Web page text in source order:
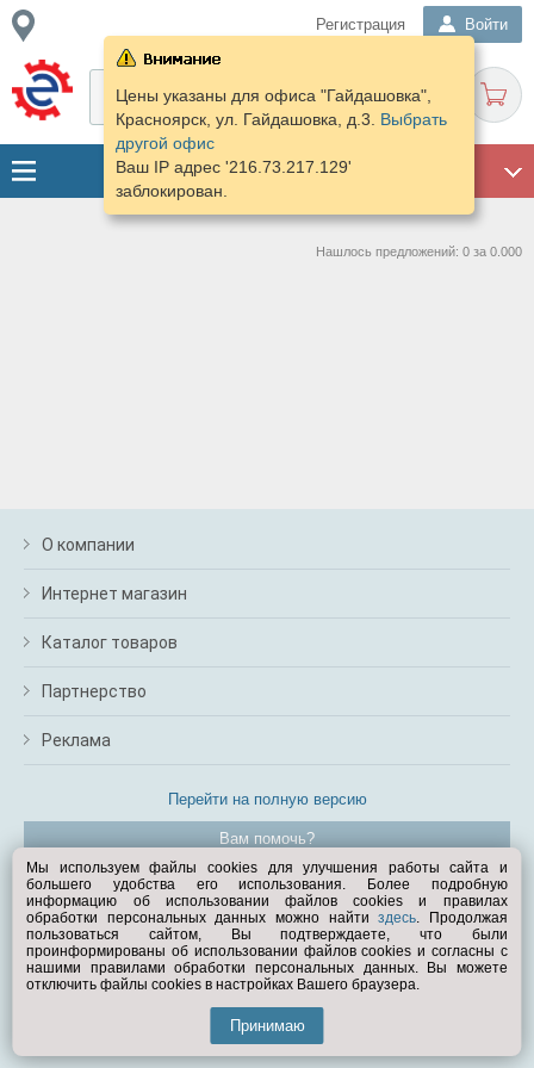
Регистрация Войти
Цены указаны для офиса "Гайдашовка",
Красноярск, ул. Гайдашовка, д.3. Выбрать
другой офис
Ваш IP адрес '216.73.217.129'
заблокирован.
Нашлось предложений: 0 за 0.000
О компании
Интернет магазин
Каталог товаров
Партнерство
Реклама
Перейти на полную версию
Вам помочь?
© Exist.ru 1998—2026
Мы используем файлы cookies для улучшения работы сайта и
большего удобства его использования. Более подробную
информацию об использовании файлов cookies и правилах
обработки персональных данных можно найтиздесь. Продолжая
пользоваться сайтом, Вы подтверждаете, что были
проинформированы об использовании файлов cookies и согласны с
нашими правилами обработки персональных данных. Вы можете
отключить файлы cookies в настройках Вашего браузера.
Принимаю